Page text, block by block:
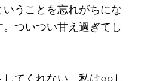
うことを忘れがちにな
ついつい甘え過ぎてし
てくれない、私は○○し